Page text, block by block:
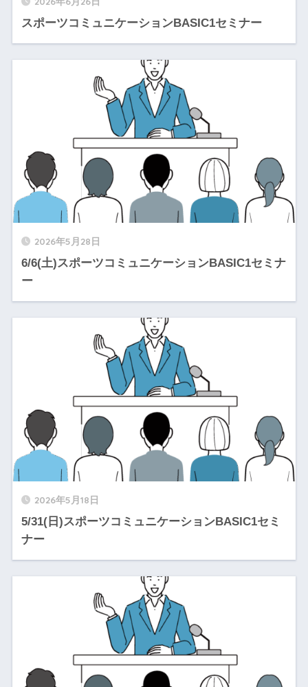
スポーツコミュニケーションBASIC1セミナー
2026年5月28日
6/6(土)スポーツコミュニケーションBASIC1セミナ
ー
2026年5月18日
5/31(日)スポーツコミュニケーションBASIC1セミ
ナー